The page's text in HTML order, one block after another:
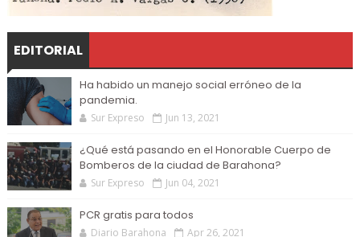
EDITORIAL
Ha habido un manejo social erróneo de la
pandemia.
Sur Expreso Jun 13, 2021
¿Qué está pasando en el Honorable Cuerpo de
Bomberos de la ciudad de Barahona?
Sur Expreso Jun 04, 2021
PCR gratis para todos
Diario Barahona Apr 26, 2021